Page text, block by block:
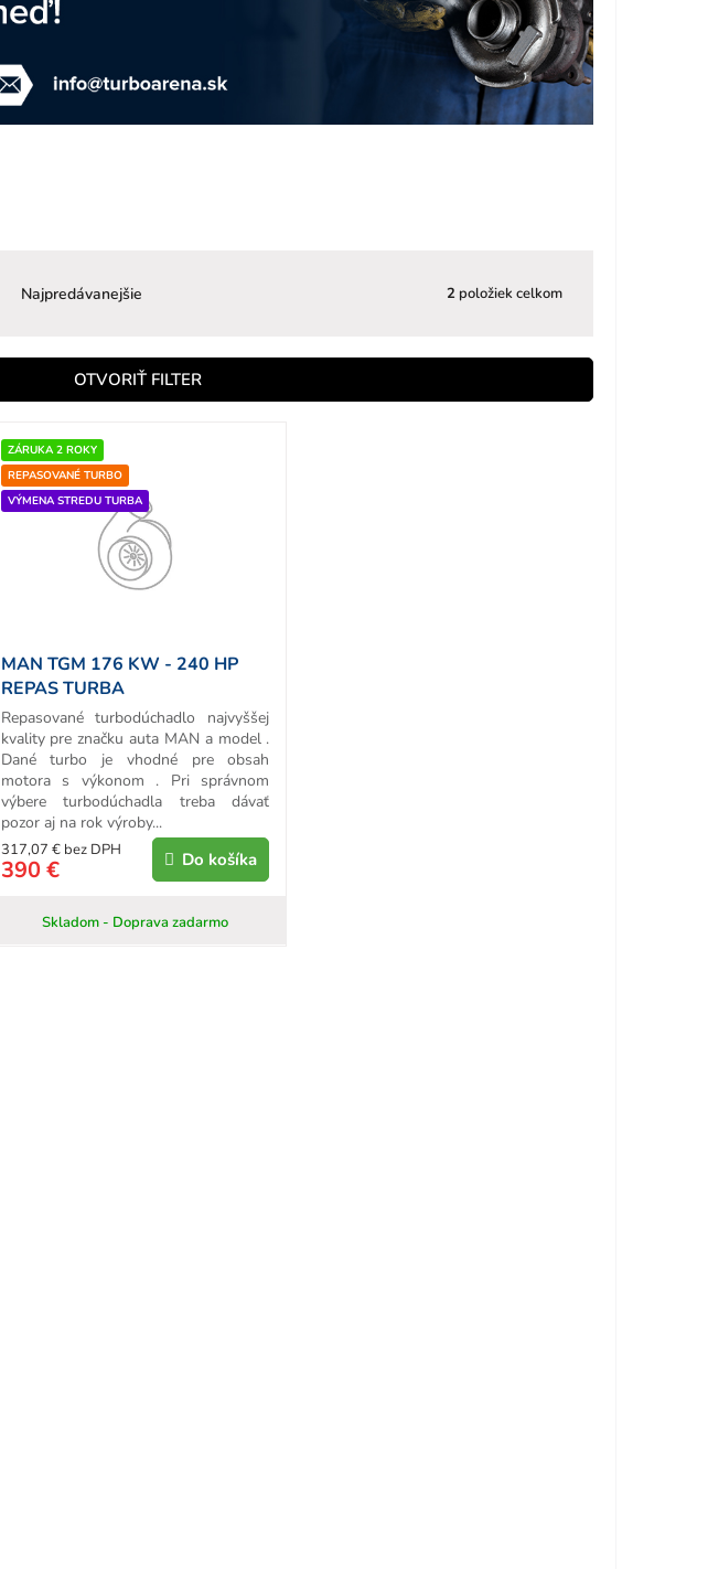
Najpredávanejšie 2 položiek celkom
OTVORIŤ FILTER
ZÁRUKA 2 ROKY
REPASOVANÉ TURBO
VÝMENA STREDU TURBA
MAN TGM 176 KW - 240 HP
REPAS TURBA
Skladom - Doprava zadarmo
317,07 € bez DPH
390 € Do košíka
Repasované turbodúchadlo najvyššej
kvality pre značku auta MAN a model .
Dané turbo je vhodné pre obsah
motora s výkonom . Pri správnom
výbere turbodúchadla treba dávať
pozor aj na rok výroby...